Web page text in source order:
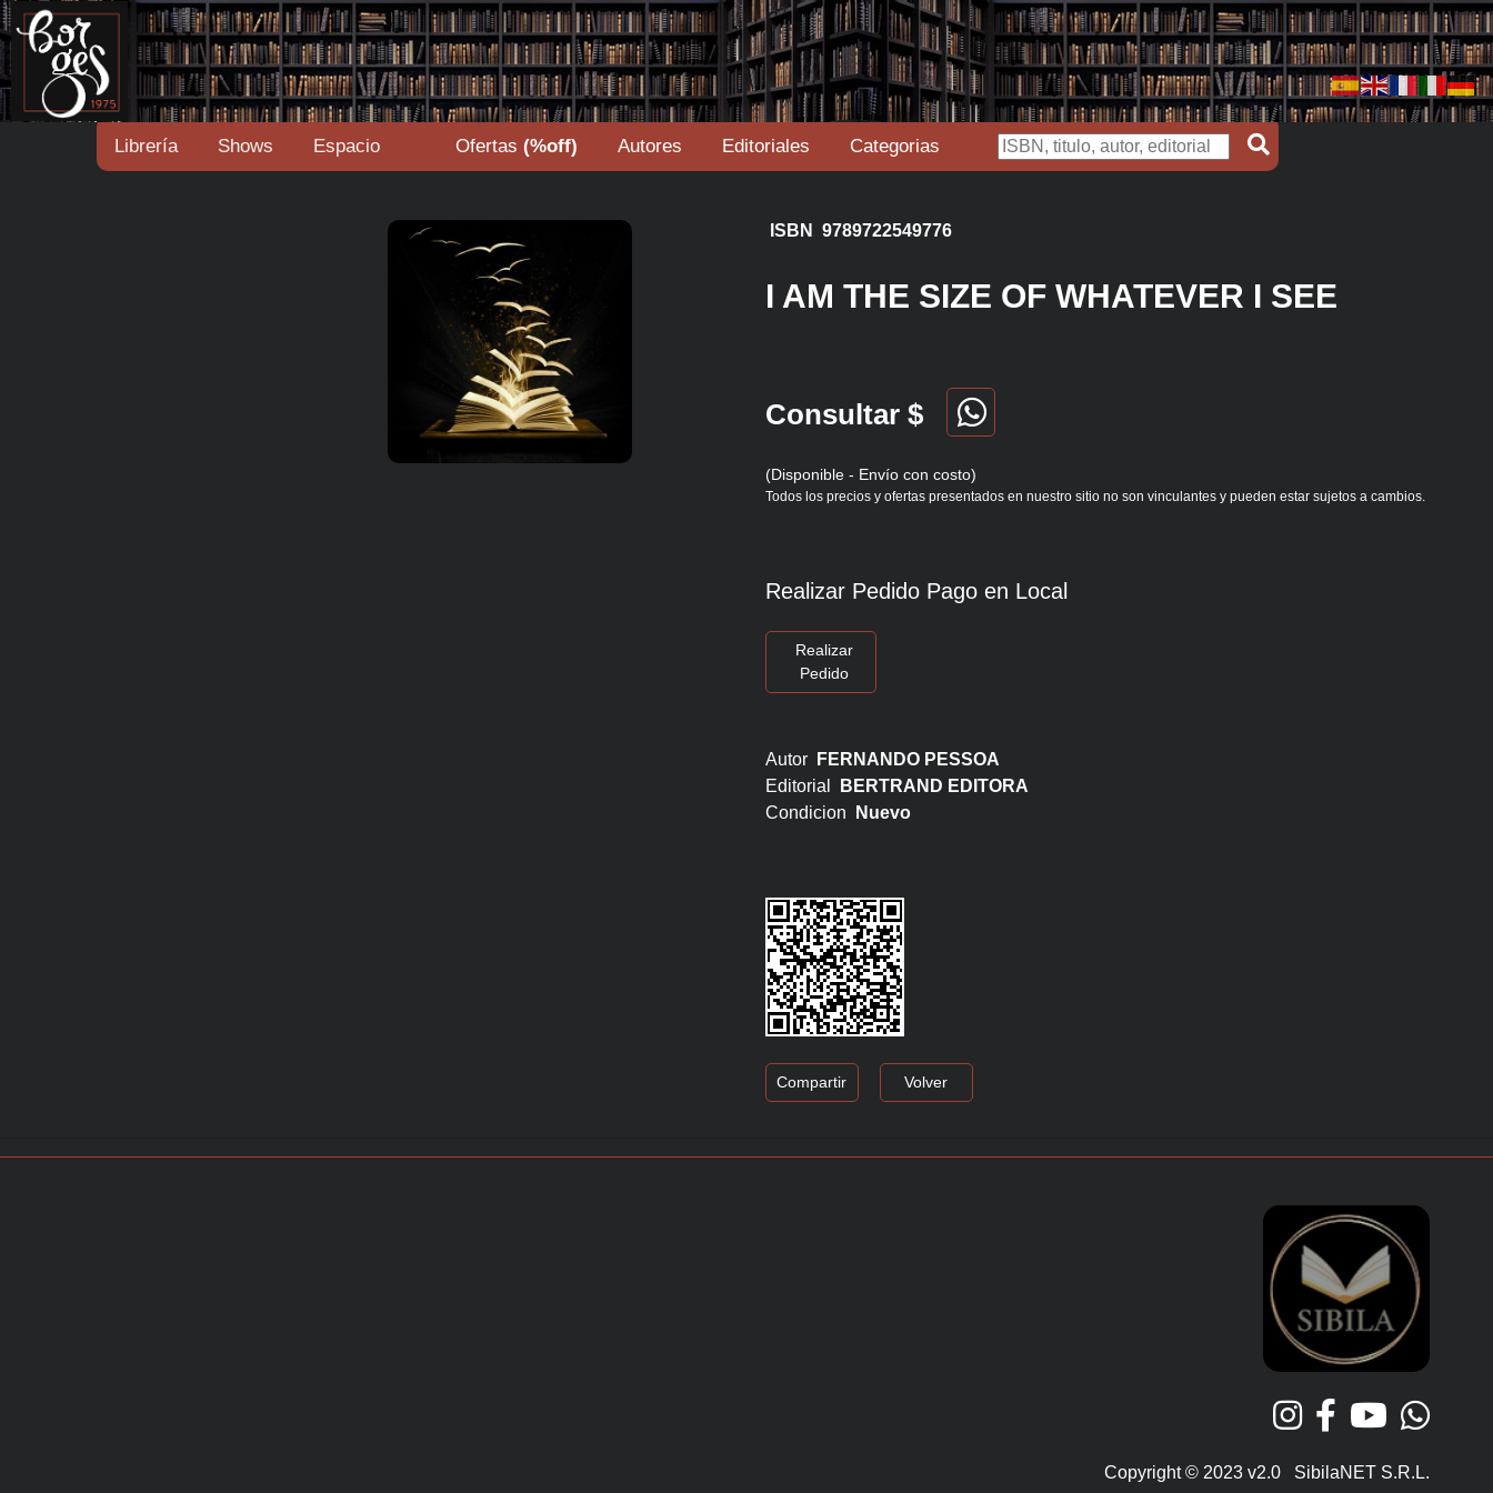
Librería Shows Espacio Ofertas (%off) Autores Editoriales Categorias
ISBN 9789722549776
I AM THE SIZE OF WHATEVER I SEE
Consultar $
(Disponible - Envío con costo)
Todos los precios y ofertas presentados en nuestro sitio no son vinculantes y pueden estar sujetos a cambios.
Realizar Pedido Pago en Local
Realizar
Pedido
Autor
FERNANDO PESSOA
Editorial
BERTRAND EDITORA
Condicion
Nuevo
Compartir Volver
Copyright © 2023 v2.0 SibilaNET S.R.L.